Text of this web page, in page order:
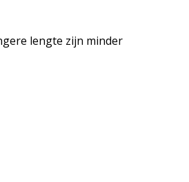
lengte zijn minder